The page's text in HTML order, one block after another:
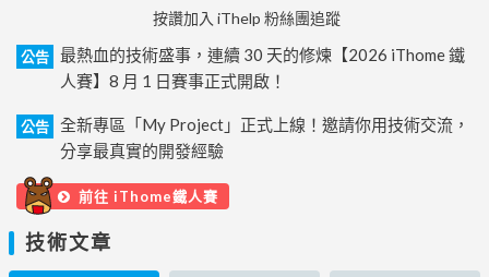
按讚加入 iThelp 粉絲團追蹤
公告
最熱血的技術盛事，連續 30 天的修煉【2026 iThome 鐵
人賽】8 月 1 日賽事正式開啟！
公告
全新專區「My Project」正式上線！邀請你用技術交流，
分享最真實的開發經驗
前往 iThome鐵人賽
技術文章